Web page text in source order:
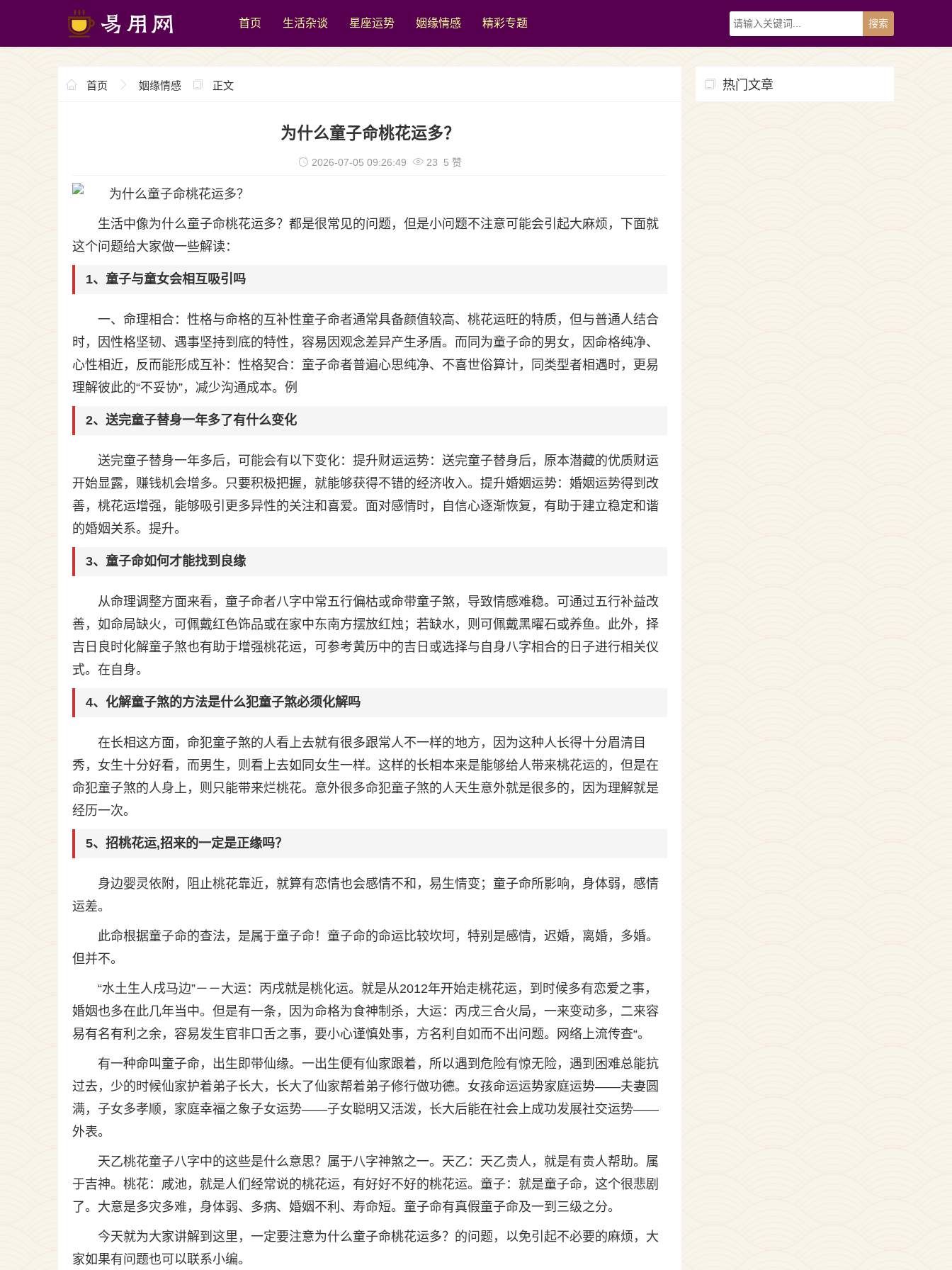
首页 生活杂谈 星座运势 姻缘情感 精彩专题
首页 姻缘情感 正文
为什么童子命桃花运多？
2026-07-05 09:26:49 23 5 赞
生活中像为什么童子命桃花运多？都是很常见的问题，但是小问题不注意可能会引起大麻烦，下面就
这个问题给大家做一些解读：
1、童子与童女会相互吸引吗
一、命理相合：性格与命格的互补性童子命者通常具备颜值较高、桃花运旺的特质，但与普通人结合
时，因性格坚韧、遇事坚持到底的特性，容易因观念差异产生矛盾。而同为童子命的男女，因命格纯净、
心性相近，反而能形成互补：性格契合：童子命者普遍心思纯净、不喜世俗算计，同类型者相遇时，更易
理解彼此的“不妥协”，减少沟通成本。例
2、送完童子替身一年多了有什么变化
送完童子替身一年多后，可能会有以下变化：提升财运运势：送完童子替身后，原本潜藏的优质财运
开始显露，赚钱机会增多。只要积极把握，就能够获得不错的经济收入。提升婚姻运势：婚姻运势得到改
善，桃花运增强，能够吸引更多异性的关注和喜爱。面对感情时，自信心逐渐恢复，有助于建立稳定和谐
的婚姻关系。提升。
3、童子命如何才能找到良缘
从命理调整方面来看，童子命者八字中常五行偏枯或命带童子煞，导致情感难稳。可通过五行补益改
善，如命局缺火，可佩戴红色饰品或在家中东南方摆放红烛；若缺水，则可佩戴黑曜石或养鱼。此外，择
吉日良时化解童子煞也有助于增强桃花运，可参考黄历中的吉日或选择与自身八字相合的日子进行相关仪
式。在自身。
4、化解童子煞的方法是什么犯童子煞必须化解吗
在长相这方面，命犯童子煞的人看上去就有很多跟常人不一样的地方，因为这种人长得十分眉清目
秀，女生十分好看，而男生，则看上去如同女生一样。这样的长相本来是能够给人带来桃花运的，但是在
命犯童子煞的人身上，则只能带来烂桃花。意外很多命犯童子煞的人天生意外就是很多的，因为理解就是
经历一次。
5、招桃花运,招来的一定是正缘吗？
身边婴灵依附，阻止桃花靠近，就算有恋情也会感情不和，易生情变；童子命所影响，身体弱，感情
运差。
此命根据童子命的查法，是属于童子命！童子命的命运比较坎坷，特别是感情，迟婚，离婚，多婚。
但并不。
“水土生人戌马边”－－大运：丙戌就是桃化运。就是从2012年开始走桃花运，到时候多有恋爱之事，
婚姻也多在此几年当中。但是有一条，因为命格为食神制杀，大运：丙戌三合火局，一来变动多，二来容
易有名有利之余，容易发生官非口舌之事，要小心谨慎处事，方名利自如而不出问题。网络上流传查“。
有一种命叫童子命，出生即带仙缘。一出生便有仙家跟着，所以遇到危险有惊无险，遇到困难总能抗
过去，少的时候仙家护着弟子长大，长大了仙家帮着弟子修行做功德。女孩命运运势家庭运势——夫妻圆
满，子女多孝顺，家庭幸福之象子女运势——子女聪明又活泼，长大后能在社会上成功发展社交运势——
外表。
天乙桃花童子八字中的这些是什么意思？属于八字神煞之一。天乙：天乙贵人，就是有贵人帮助。属
于吉神。桃花：咸池，就是人们经常说的桃花运，有好好不好的桃花运。童子：就是童子命，这个很悲剧
了。大意是多灾多难，身体弱、多病、婚姻不利、寿命短。童子命有真假童子命及一到三级之分。
今天就为大家讲解到这里，一定要注意为什么童子命桃花运多？的问题，以免引起不必要的麻烦，大
家如果有问题也可以联系小编。
热门文章